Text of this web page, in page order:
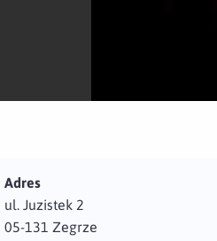
Adres
ul. Juzistek 2
05-131 Zegrze